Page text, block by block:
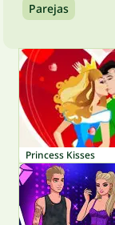
Parejas
Princess Kisses